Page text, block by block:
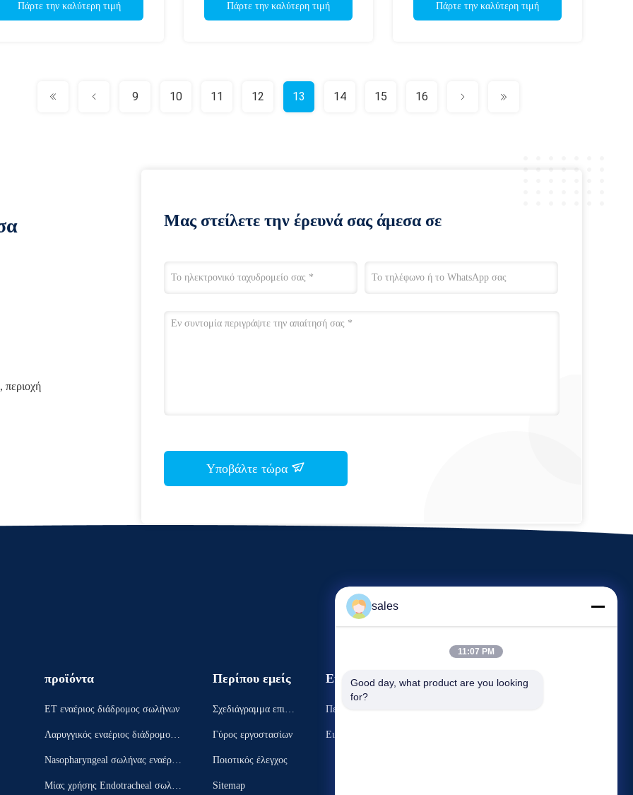
Πάρτε την καλύτερη τιμή Πάρτε την καλύτερη τιμή
Πάρτε την καλύτερη τιμή
9 10 11 12 13 14 15 16
Μας στείλετε την έρευνά σας άμεσα σε
Υποβάλτε τώρα
προϊόντα
ET εναέριος διάδρομος σωλήνων
Λαρυγγικός εναέριος διάδρομος μ
Nasopharyngeal σωλήνας εναέριω
Μίας χρήσης Endotracheal σωλήν
Περίπου εμείς
Σχεδιάγραμμα επιχεί
Γύρος εργοστασίων
Ποιοτικός έλεγχος
Sitemap
Εκδηλώσεις
Περιπτώσεις
Ειδήσεις
Αίτημα Ένα
sales
11:07 PM
Good day, what product are you looking
for?